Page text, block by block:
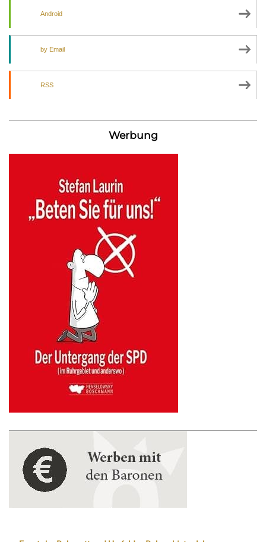
Android
by Email
RSS
Werbung